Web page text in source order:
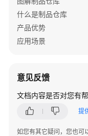
用
前
必
读
概
览
如
调
什么是制品仓库
产品优势
应用场景
意见反馈
文档内容是否对您有帮
提
如您有其它疑问，您也可